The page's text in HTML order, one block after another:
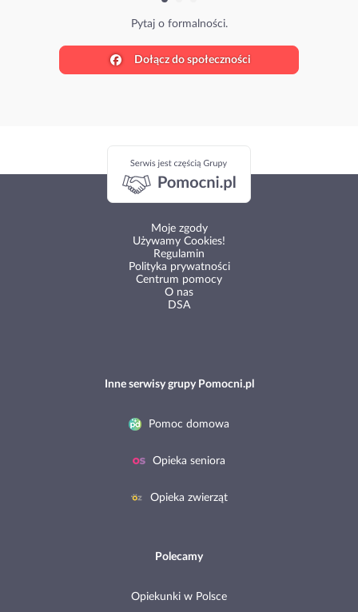
Pytaj o formalności.
Dołącz do społeczności
Moje zgody
Używamy Cookies!
Regulamin
Polityka prywatności
Centrum pomocy
O nas
DSA
Inne serwisy grupy Pomocni.pl
Pomoc domowa
Opieka seniora
Opieka zwierząt
Polecamy
Opiekunki w Polsce